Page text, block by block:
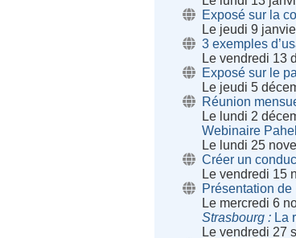
Exposé sur la
Le jeudi 9
3 exemples
Le vendredi 13
Exposé sur le
Le jeudi 5
Réunion
Le lundi 2
Webinaire
Le lundi 25
Créer un
Le vendredi 15
Présentation
Le mercredi 6
Strasbourg
La
Le vendredi 27